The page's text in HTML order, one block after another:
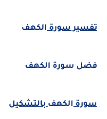
تفسير سورةالكهف
فضل سورة الكهف
سورةالكهفبالتشكيل